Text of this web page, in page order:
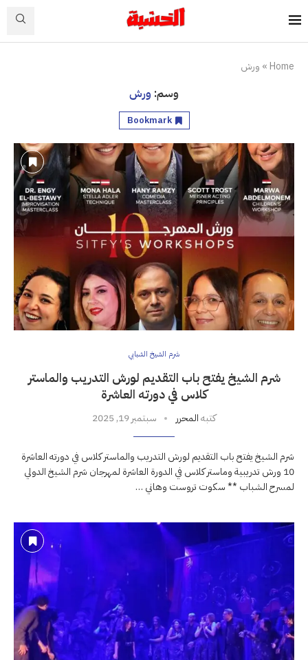
Home
» ورش
وسم: ورش
Bookmark
شرم الشيخ الشبابي
شرم الشيخ يفتح باب التقديم لورش التدريب والماستر
كلاس في دورته العاشرة
كتبهالمحرر سبتمبر 19, 2025
شرم الشيخ يفتح باب التقديم لورش التدريب والماستر كلاس في دورته العاشرة
10 ورش تدريبية وماستر كلاس في الدورة العاشرة لمهرجان شرم الشيخ الدولي
لمسرح الشباب ** سكوت تروست وهاني …